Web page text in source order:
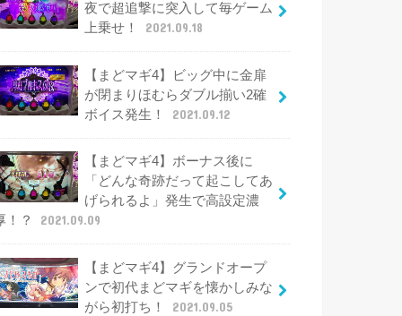
夜で超追撃に突入して毎ゲーム
上乗せ！
2021.09.18
【まどマギ4】ビッグ中に金扉
が閉まりほむらダブル揃い2確
ボイス発生！
2021.09.12
【まどマギ4】ボーナス後に
「どんな奇跡だって起こしてあ
げられるよ」発生で高設定濃
！？
2021.09.09
【まどマギ4】グランドオープ
ンで初代まどマギを懐かしみな
がら初打ち！
2021.09.05